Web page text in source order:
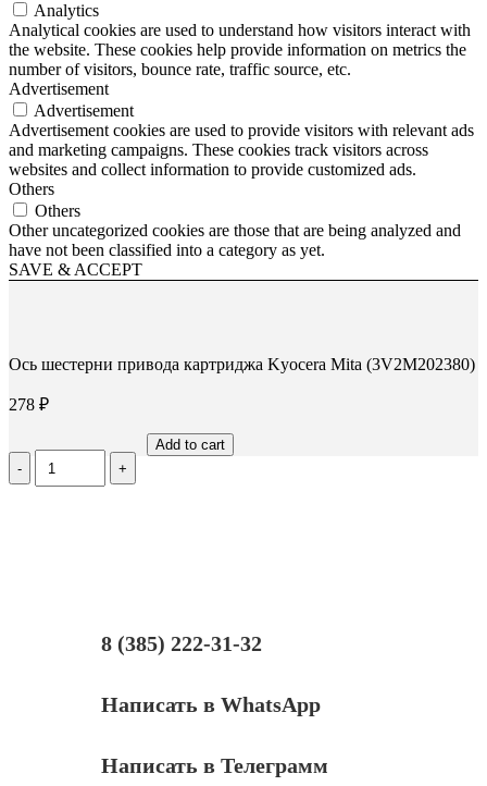
Analytics
Analytical cookies are used to understand how visitors interact with
the website. These cookies help provide information on metrics the
number of visitors, bounce rate, traffic source, etc.
Advertisement
Advertisement
Advertisement cookies are used to provide visitors with relevant ads
and marketing campaigns. These cookies track visitors across
websites and collect information to provide customized ads.
Others
Others
Other uncategorized cookies are those that are being analyzed and
have not been classified into a category as yet.
SAVE & ACCEPT
Ось шестерни привода картриджа Kyocera Mita (3V2M202380)
278 ₽
Количество
Ось
Add to cart
8 (385) 222-31-32
Написать в WhatsApp
Написать в Телеграмм